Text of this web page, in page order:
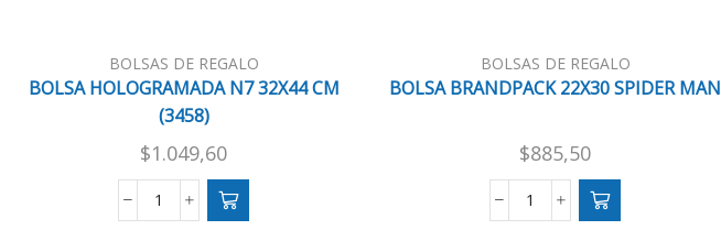
BOLSAS DE REGALO
BOLSA HOLOGRAMADA N7 32X44 CM
(3458)
$1.049,60
BOLSA
BOLSAS DE REGALO
BOLSA BRANDPACK 22X30 SPIDER MAN
$885,50
BOLSA